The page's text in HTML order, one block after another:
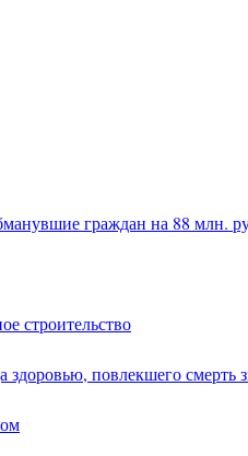
граждан на 88 млн.
строительство
повлекшего смерть